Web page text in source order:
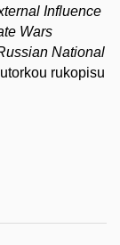
Influence
Wars
National
rukopisu